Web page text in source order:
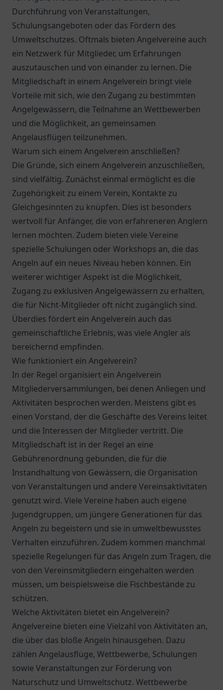
Durchführung von Veranstaltungen,
Schulungsangeboten oder das Fördern des
Umweltschutzes. Oftmals bieten Angelvereine auch
ein Netzwerk für Mitglieder, um Erfahrungen
auszutauschen und von einander zu lernen. Die
Mitgliedschaft in einem Angelverein bringt viele
Vorteile mit sich, wie den Zugang zu bestimmten
Angelgewässern, die Teilnahme an Wettbewerben
und die Möglichkeit, an gemeinsamen
Angelausflügen teilzunehmen.
Warum sich einem Angelverein anschließen?
Die Gründe, sich einem Angelverein anzuschließen,
sind vielfältig. Zunächst einmal ermöglicht es die
Zugehörigkeit zu einem Verein, Kontakte zu
Gleichgesinnten zu knüpfen. Dies ist besonders
wertvoll für Anfänger, die von erfahreneren Anglern
lernen möchten. Zudem bieten viele Vereine
spezielle Schulungen oder Workshops an, die das
Angeln auf ein neues Niveau heben können. Ein
weiterer wichtiger Aspekt ist die Möglichkeit,
Zugang zu exklusiven Angelgewässern zu erhalten,
die für Nicht-Mitglieder oft nicht zugänglich sind.
Überdies fördert ein Angelverein auch das
gemeinschaftliche Erlebnis, was viele Angler als
bereichernd empfinden.
Wie funktioniert ein Angelverein?
In der Regel organisiert ein Angelverein
Mitgliederversammlungen, bei denen Anliegen und
Aktivitäten besprochen werden. Meistens gibt es
einen Vorstand, der die Geschäfte des Vereins leitet
und die Interessen der Mitglieder vertritt. Die
Mitgliedschaft ist in der Regel an eine
Gebührenordnung gebunden, die für die
Instandhaltung von Gewässern, die Organisation
von Veranstaltungen und andere Vereinsaktivitäten
genutzt wird. Viele Vereine haben auch eigene
Jugendgruppen, um jüngere Generationen für das
Angeln zu begeistern und sie in umweltbewusstes
Verhalten einzuführen. Zudem kommen manchmal
spezielle Regelungen für das Angeln zum Tragen, die
von den Vereinsmitgliedern eingehalten werden
müssen, um beispielsweise die Fischbestände zu
schützen.
Welche Aktivitäten bietet ein Angelverein?
Angelvereine bieten eine Vielzahl von Aktivitäten an,
die über das bloße Angeln hinausgehen. Dazu
zählen Angelausflüge, Wettbewerbe, Schulungen
sowie Veranstaltungen zur Förderung von
Naturschutz und Umweltschutz. Wettbewerbe